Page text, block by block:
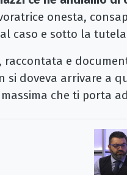
onesta,
caso e sotto la
raccontata e
si doveva arrivare a
che ti porta